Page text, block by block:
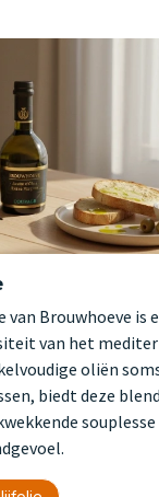
van Brouwhoeve is
van het
oliën
biedt deze
souplesse